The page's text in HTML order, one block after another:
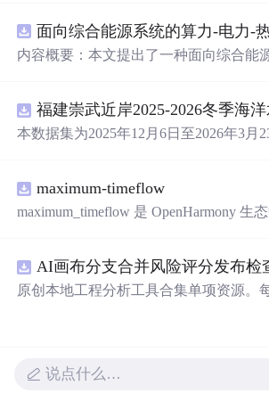
内容概要：本文提出了一种面向综合能
与算力资源的协同优化问题，通过构建
型，实现能源供给、负荷需求与计算任
响应机制等关键技术，并融合粒子群算
优化器（GWO）等多种智能优化算法进
不仅提供了核心算法实现，还整合了大
术资料库。; 适合人群：具备电力系统、能源系统建模或优
化算法基础，正在从事科研工作1-3年的
员。; 使用场景及目标：①学习并复现综合能源系统中多能
源、微网优化、需求响应等方向的研究
本数据集为2025年12月6日至2026年3月
水温等海洋水文要素的同步观测数据以
文件记录观测要素数据对应的质量标志
maximum-timeflow
maximum_timeflow 是 OpenHarmony 生
eOS-M 轻量设备与功能完整的 Linux 系
原创本地工程分析工具合集单项资源。
及原创授权声明。Node.js 18+ 可直接
依赖，适合开发者进行工程预检、质量
说点什么…